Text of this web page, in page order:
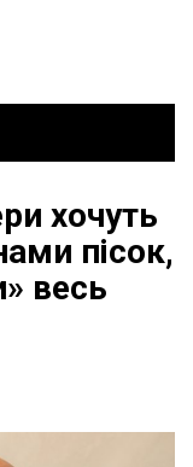
хочуть
пісок,
весь